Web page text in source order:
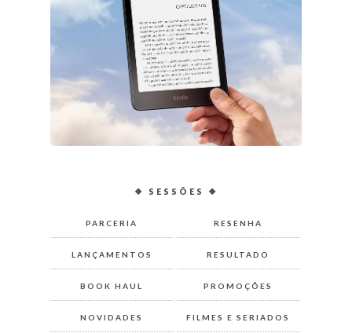
❖ SESSÕES ❖
PARCERIA RESENHA
LANÇAMENTOS RESULTADO
BOOK HAUL PROMOÇÕES
NOVIDADES FILMES E SERIADOS